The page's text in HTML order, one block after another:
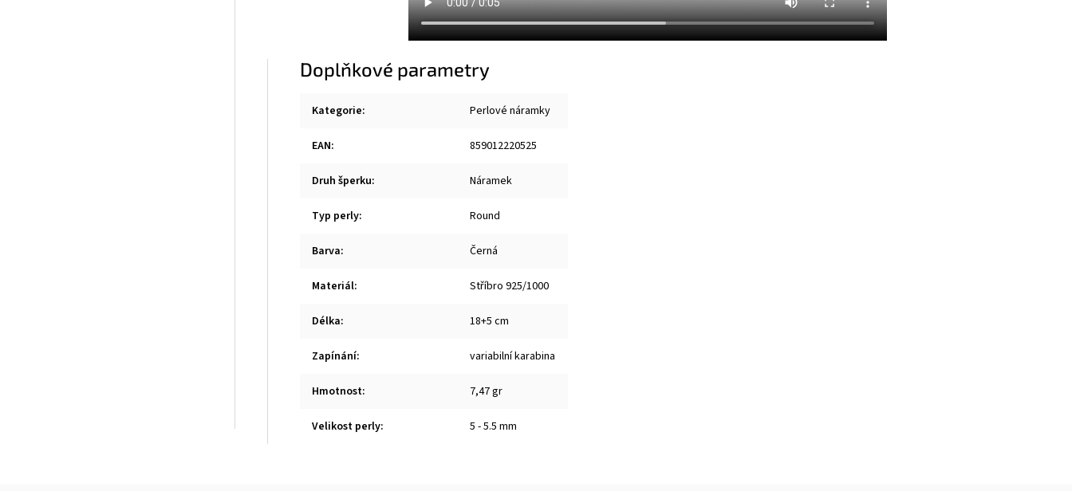
Doplňkové parametry
Kategorie: Perlové náramky
EAN: 859012220525
Druh šperku: Náramek
Typ perly: Round
Barva: Černá
Materiál: Stříbro 925/1000
Délka: 18+5 cm
Zapínání: variabilní karabina
Hmotnost: 7,47 gr
Velikost perly: 5 - 5.5 mm